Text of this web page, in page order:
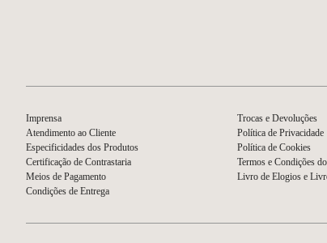
Imprensa
Atendimento ao Cliente
Especificidades dos Produtos
Certificação de Contrastaria
Meios de Pagamento
Condições de Entrega
Trocas e Devoluções
Política de Privacidade
Política de Cookies
Termos e Condições
Livro de Elogios e